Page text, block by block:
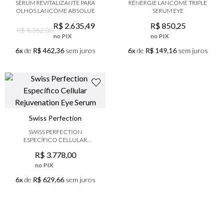
SÉRUM REVITALIZANTE PARA
OLHOS LANCÔME ABSOLUE
R$ 4.362,00R$ 2 635,49
no PIX
6xde R$ 462,36sem juros
RÉNERGIE LANCÔME TRIPLE
SERUM EYE
R$850,25
no PIX
6xde R$ 149,16sem juros
Swiss Perfection
SWISS PERFECTION
ESPECÍFICO CELLULAR
R$ 3. 778 00
no PIX
6xde R$ 629,66sem juros
9º
boss
10º lancôme